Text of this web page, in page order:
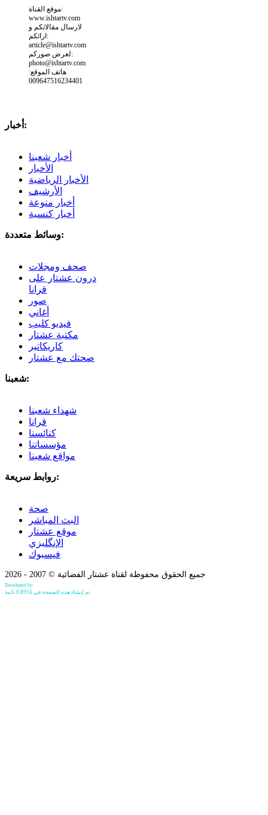
موقع القناة:
www.ishtartv.com
لارسال مقالاتكم و
ارائكم:
article@ishtartv.com
لعرض صوركم:
photo@ishtartv.com
هاتف الموقع:
009647516234401
أخبار:
أخبار شعبنا
الأخبار
الأخبار الرياضية
الأرشيف
أخبار منوعة
أخبار كنسية
وسائط متعددة:
صحف ومجلات
درون عشتار على
قرانا
صور
أغاني
فيديو كليب
مكتبة عشتار
كاريكاتير
صحتك مع عشتار
شعبنا:
شهداء شعبنا
قرانا
كنائسنا
مؤسساتنا
مواقع شعبنا
روابط سريعة:
صحة
البث المباشر
موقع عشتار
الإنگليزي
فيسبوك
جميع الحقوق محفوظة لقناة عشتار الفضائية © 2007 - 2026
Developed by:
تم إنشاء هذه الصفحة في 0.8916 ثانية